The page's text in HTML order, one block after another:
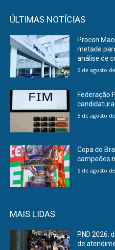
ÚLTIMAS NOTÍCIAS
Procon
metade
análise de
6 de agosto
Federação
6 de agosto
Copa do
campeões
6 de agosto
MAIS LIDAS
PND 2026:
de